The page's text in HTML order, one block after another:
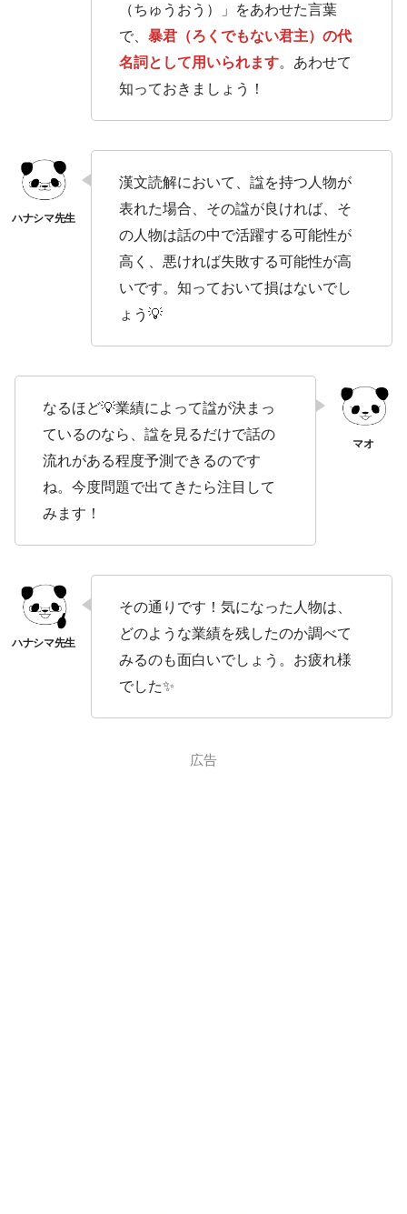
（ちゅうおう）」をあわせた言葉
で、 暴君（ろくでもない君主）の代
名詞として用いられます。あわせて
知っておきましょう！
漢文読解において、諡を持つ人物が
表れた場合、その諡が良ければ、そ
の人物は話の中で活躍する可能性が
高く、悪ければ失敗する可能性が高
いです。知っておいて損はないでし
ょう💡
なるほど💡業績によって諡が決まっ
ているのなら、諡を見るだけで話の
流れがある程度予測できるのです
ね。今度問題で出てきたら注目して
みます！
その通りです！気になった人物は、
どのような業績を残したのか調べて
みるのも面白いでしょう。お疲れ様
でした✨
広告